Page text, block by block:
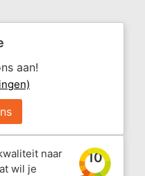
aan!
naar
wil je
10